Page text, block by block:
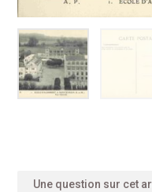
Une question sur cet